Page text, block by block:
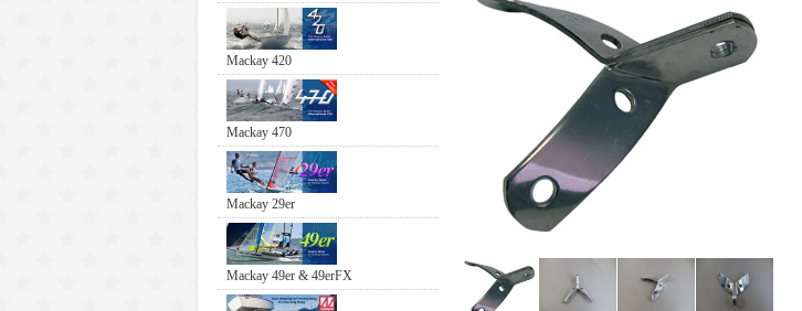
Mackay 420
Mackay 470
Mackay 29er
Mackay 49er & 49erFX